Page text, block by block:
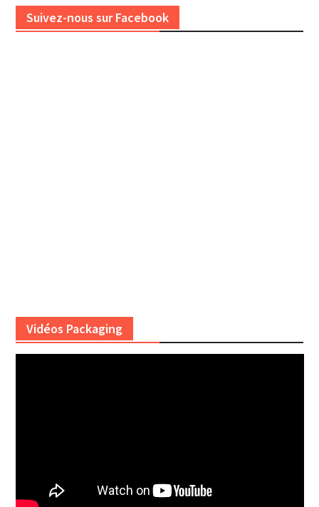
Suivez-nous sur Facebook
Vidéos Packaging